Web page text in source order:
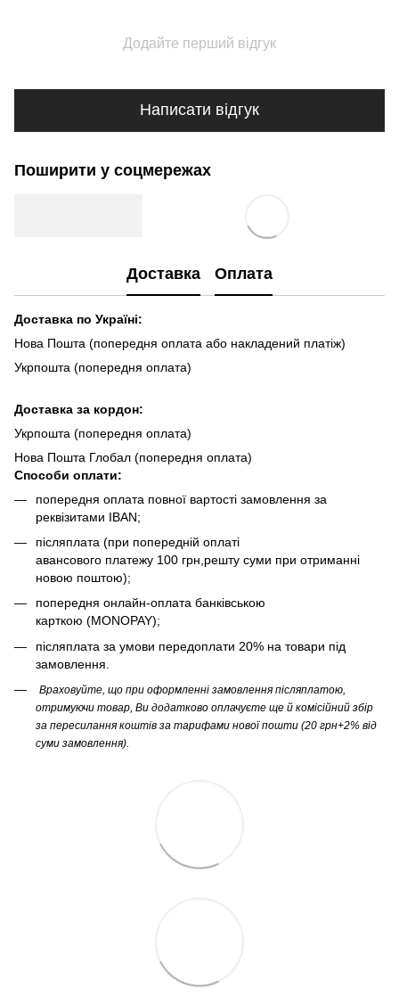
Додайте перший відгук
Написати відгук
Поширити у соцмережах
Доставка Оплата
Доставка по Україні:
Нова Пошта (попередня оплата або накладений платіж)
Укрпошта (попередня оплата)
Доставка за кордон:
Укрпошта (попередня оплата)
Нова Пошта Глобал (попередня оплата)
Способи оплати:
попередня оплата повної вартості замовлення за
реквізитами IBAN;
післяплата (при попередній оплаті
авансового платежу 100 грн,решту суми при отриманні
новою поштою);
попередня онлайн-оплата банківською
карткою (MONOPAY);
післяплата за умови передоплати 20% на товари під
замовлення.
Враховуйте, що при оформленні замовлення післяплатою,
отримуючи товар, Ви додатково оплачуєте ще й комісійний збір
за пересилання коштів за тарифами нової пошти (20 грн+2% від
суми замовлення).